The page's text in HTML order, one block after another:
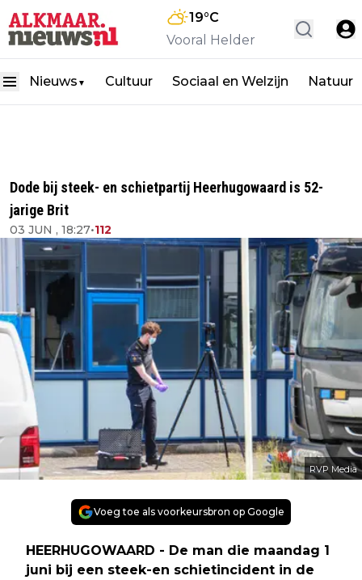
19°C
Vooral Helder
Nieuws ▼ Cultuur Sociaal en Welzijn Natuur
Dode bij steek- en schietpartij Heerhugowaard is 52-
jarige Brit
03 JUN , 18:27•112
RVP Media
Voeg toe als voorkeursbron op Google
HEERHUGOWAARD - De man die maandag 1
juni bij een steek-en schietincident in de